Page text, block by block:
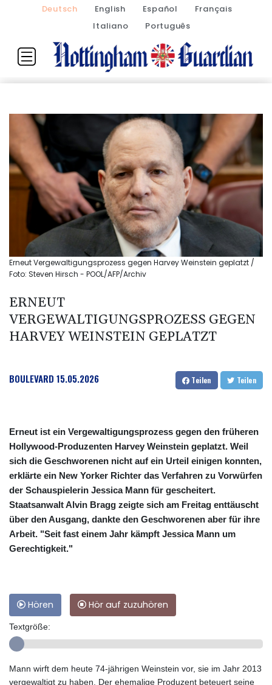
Deutsch English Español
Français
Italiano
Português
Erneut Vergewaltigungsprozess gegen Harvey Weinstein geplatzt /
Foto: Steven Hirsch - POOL/AFP/Archiv
ERNEUT
VERGEWALTIGUNGSPROZESS GEGEN
HARVEY WEINSTEIN GEPLATZT
BOULEVARD 15.05.2026 Teilen Teilen
Erneut ist ein Vergewaltigungsprozess gegen den früheren
Hollywood-Produzenten Harvey Weinstein geplatzt. Weil
sich die Geschworenen nicht auf ein Urteil einigen konnten,
erklärte ein New Yorker Richter das Verfahren zu Vorwürfen
der Schauspielerin Jessica Mann für gescheitert.
Staatsanwalt Alvin Bragg zeigte sich am Freitag enttäuscht
über den Ausgang, dankte den Geschworenen aber für ihre
Arbeit. "Seit fast einem Jahr kämpft Jessica Mann um
Gerechtigkeit."
Hören Hör auf zuzuhören
Textgröße:
Mann wirft dem heute 74-jährigen Weinstein vor, sie im Jahr 2013
vergewaltigt zu haben. Der ehemalige Produzent beteuert seine